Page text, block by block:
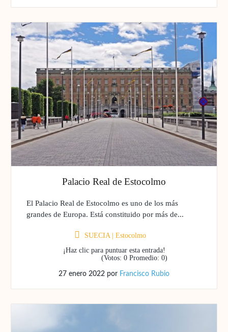
Palacio Real de Estocolmo
El Palacio Real de Estocolmo es uno de los más
grandes de Europa. Está constituido por más de...
SUECIA | Estocolmo
¡Haz clic para puntuar esta entrada!
(Votos: 0 Promedio: 0)
27 enero 2022 por Francisco Rubio